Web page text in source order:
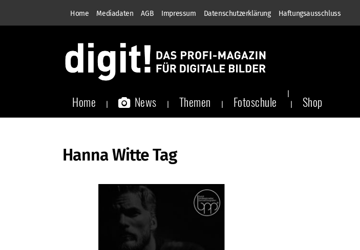
Home Mediadaten AGB Impressum Datenschutzerklärung Haftungsausschluss
Home News Themen Fotoschule Shop
Hanna Witte Tag